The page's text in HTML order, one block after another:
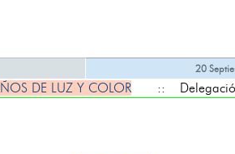
20
DE LUZ Y COLOR ::